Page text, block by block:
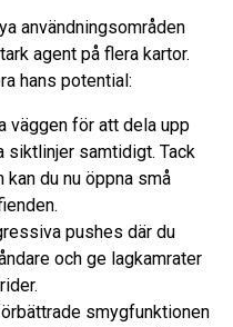
användningsområden
agent på flera kartor.
hans potential:
väggen för att dela upp
siktlinjer samtidigt. Tack
du nu öppna små
pushes där du
och ge lagkamrater
smygfunktionen